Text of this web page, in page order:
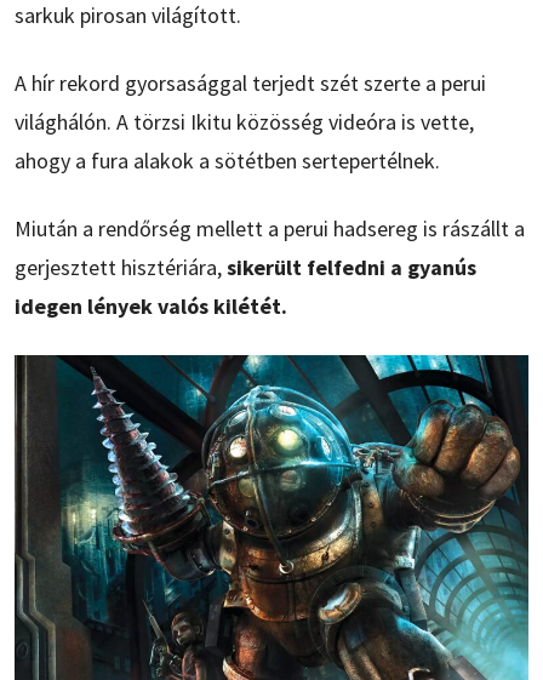
sarkuk pirosan világított.
A hír rekord gyorsasággal terjedt szét szerte a perui
világhálón. A törzsi Ikitu közösség videóra is vette,
ahogy a fura alakok a sötétben sertepertélnek.
Miután a rendőrség mellett a perui hadsereg is rászállt a
gerjesztett hisztériára,sikerült felfedni a gyanús
idegen lények valós kilétét.